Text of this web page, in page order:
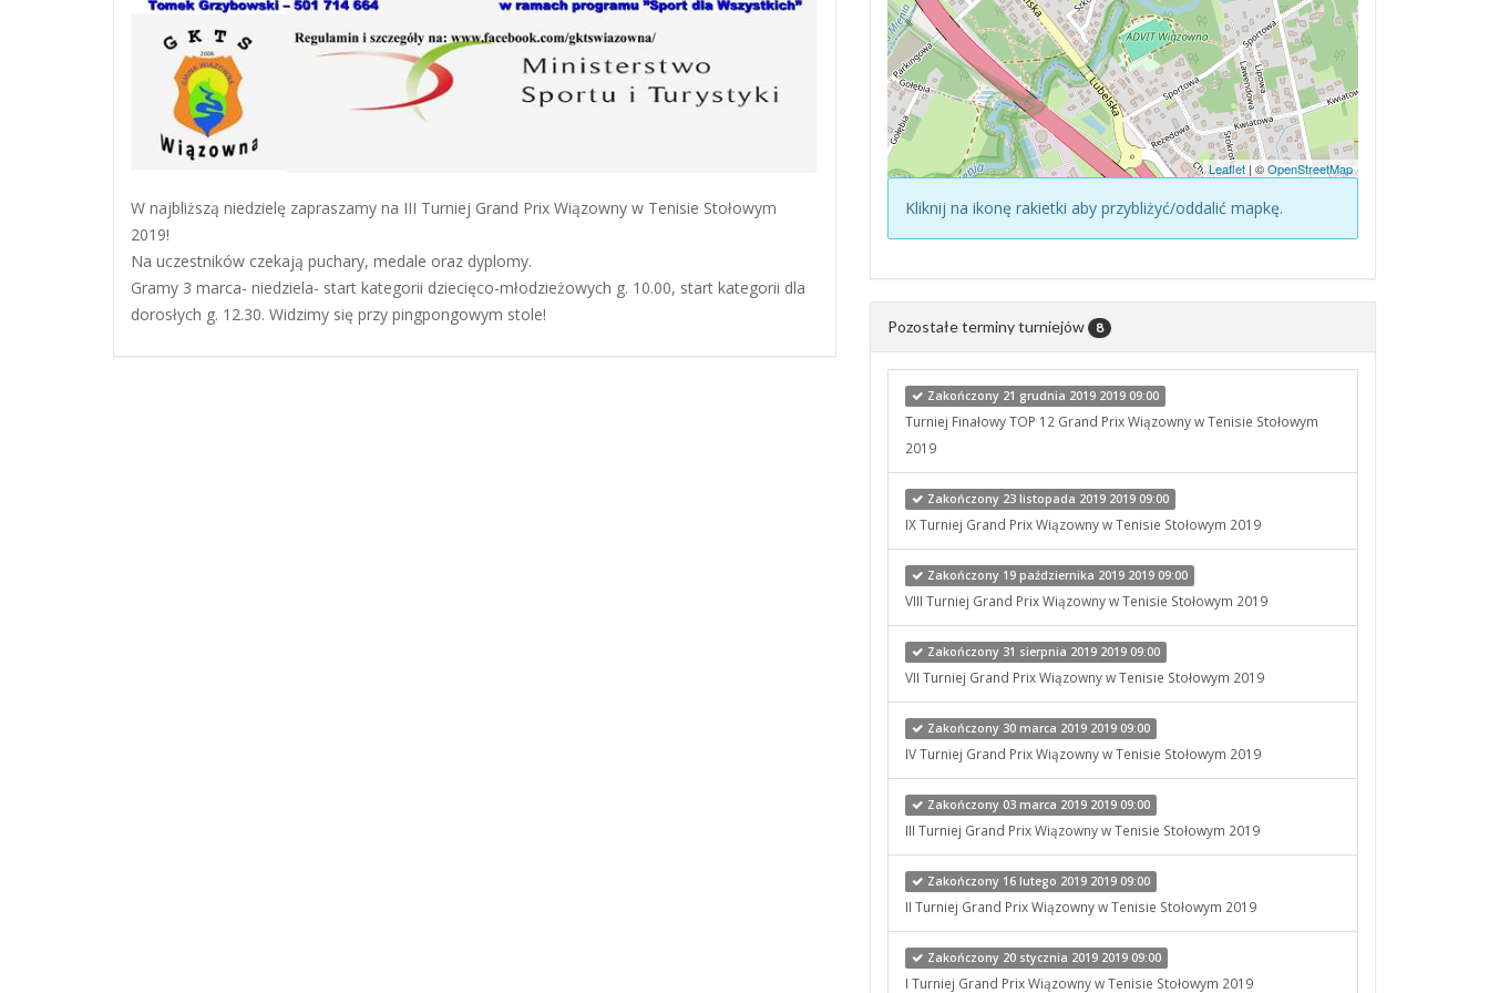
W najbliższą niedzielę zapraszamy na III Turniej Grand Prix Wiązowny w Tenisie Stołowym
2019!
Na uczestników czekają puchary, medale oraz dyplomy.
Gramy 3 marca- niedziela- start kategorii dziecięco-młodzieżowych g. 10.00, start kategorii dla
dorosłych g. 12.30. Widzimy się przy pingpongowym stole!
Leaflet| ©OpenStreetMap
Kliknij na ikonę rakietki aby przybliżyć/oddalić mapkę.
Pozostałe terminy turniejów 8
Zakończony 21 grudnia 2019 2019 09:00
Turniej Finałowy TOP 12 Grand Prix Wiązowny w Tenisie Stołowym
2019
Zakończony 23 listopada 2019 2019 09:00
IX Turniej Grand Prix Wiązowny w Tenisie Stołowym 2019
Zakończony 19 października 2019 2019 09:00
VIII Turniej Grand Prix Wiązowny w Tenisie Stołowym 2019
Zakończony 31 sierpnia 2019 2019 09:00
VII Turniej Grand Prix Wiązowny w Tenisie Stołowym 2019
Zakończony 30 marca 2019 2019 09:00
IV Turniej Grand Prix Wiązowny w Tenisie Stołowym 2019
Zakończony 03 marca 2019 2019 09:00
III Turniej Grand Prix Wiązowny w Tenisie Stołowym 2019
Zakończony 16 lutego 2019 2019 09:00
II Turniej Grand Prix Wiązowny w Tenisie Stołowym 2019
Zakończony 20 stycznia 2019 2019 09:00
I Turniej Grand Prix Wiązowny w Tenisie Stołowym 2019